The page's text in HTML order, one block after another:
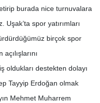
burada nice turnuvalara
spor yatırımları
birçok spor
oldukları destekten dolayı
Tayyip Erdoğan olmak
Mehmet Muharrem